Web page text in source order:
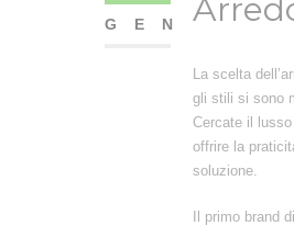
GEN
La scelta
gli stili si sono
Cercate il
offrire la
soluzione.
Il primo brand